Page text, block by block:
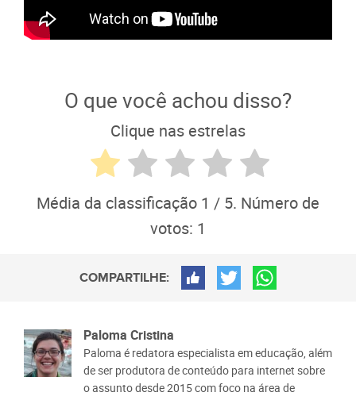
O que você achou disso?
Clique nas estrelas
Média da classificação 1 / 5. Número de
votos: 1
COMPARTILHE:
Paloma Cristina
Paloma é redatora especialista em educação, além
de ser produtora de conteúdo para internet sobre
o assunto desde 2015 com foco na área de